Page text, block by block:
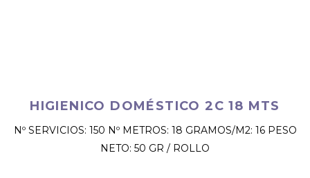
HIGIENICO DOMÉSTICO 2C 18 MTS
Nº SERVICIOS: 150 Nº METROS: 18 GRAMOS/M2: 16 PESO
NETO: 50 GR / ROLLO